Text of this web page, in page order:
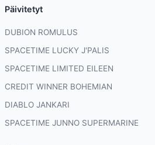
Päivitetyt
DUBION ROMULUS
SPACETIME LUCKY J'PALIS
SPACETIME LIMITED EILEEN
CREDIT WINNER BOHEMIAN
DIABLO JANKARI
SPACETIME JUNNO SUPERMARINE